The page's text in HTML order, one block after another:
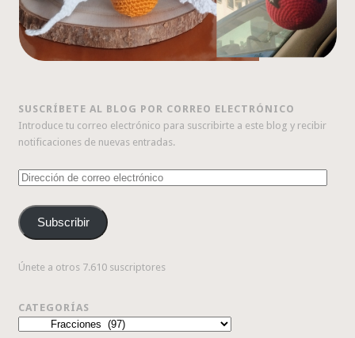
SUSCRÍBETE AL BLOG POR CORREO ELECTRÓNICO
Introduce tu correo electrónico para suscribirte a este blog y recibir
notificaciones de nuevas entradas.
Dirección
correo
electrónico
Subscribir
Únete a otros 7.610 suscriptores
CATEGORÍAS
Categorías